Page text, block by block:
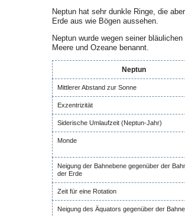
Neptun hat sehr dunkle Ringe, die
Erde aus wie Bögen aussehen.
Neptun wurde wegen seiner
Meere und Ozeane benannt.
Neptun
Mittlerer Abstand zur Sonne
Exzentrizität
Siderische Umlaufzeit (Neptun-Jahr)
Monde
Neigung der Bahnebene gegenüber der
der Erde
Zeit für eine Rotation
Neigung des Äquators gegenüber der